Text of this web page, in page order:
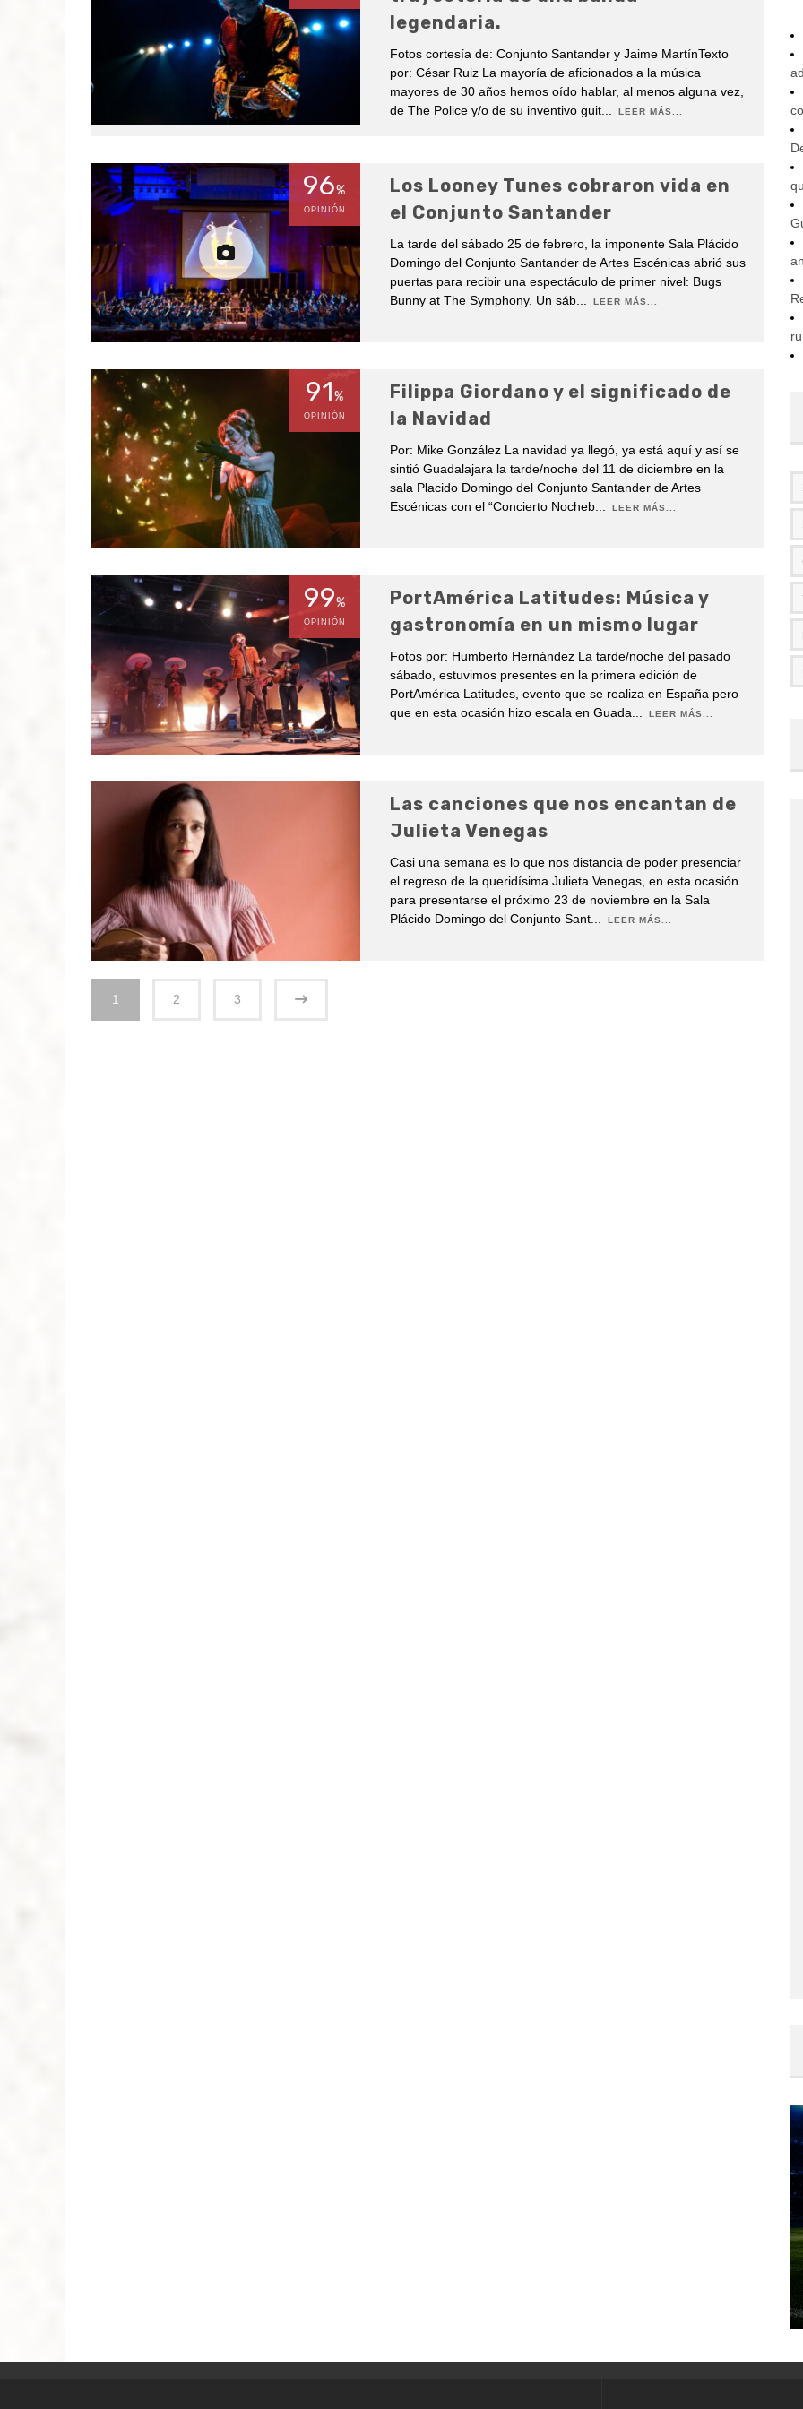
legendaria.
Fotos cortesía de: Conjunto Santander y Jaime MartínTexto
por: César Ruiz La mayoría de aficionados a la música
mayores de 30 años hemos oído hablar, al menos alguna vez,
de The Police y/o de su inventivo guit... LEER MÁS...
96%
OPINIÓN
Los Looney Tunes cobraron vida en
el Conjunto Santander
La tarde del sábado 25 de febrero, la imponente Sala Plácido
Domingo del Conjunto Santander de Artes Escénicas abrió sus
puertas para recibir una espectáculo de primer nivel: Bugs
Bunny at The Symphony. Un sáb... LEER MÁS...
91%
OPINIÓN
Filippa Giordano y el significado de
la Navidad
Por: Mike González La navidad ya llegó, ya está aquí y así se
sintió Guadalajara la tarde/noche del 11 de diciembre en la
sala Placido Domingo del Conjunto Santander de Artes
Escénicas con el “Concierto Nocheb... LEER MÁS...
99%
OPINIÓN
PortAmérica Latitudes: Música y
gastronomía en un mismo lugar
Fotos por: Humberto Hernández La tarde/noche del pasado
sábado, estuvimos presentes en la primera edición de
PortAmérica Latitudes, evento que se realiza en España pero
que en esta ocasión hizo escala en Guada
LEER MÁS...
Las canciones que nos encantan de
Julieta Venegas
Casi una semana es lo que nos distancia de poder presenciar
el regreso de la queridísima Julieta Venegas, en esta ocasión
para presentarse el próximo 23 de noviembre en la Sala
Plácido Domingo del Conjunto Sant... LEER MÁS...
1 2 3